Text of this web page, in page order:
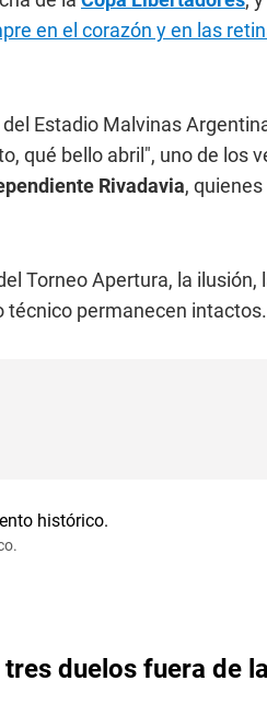
en el corazón y en las
Estadio Malvinas
qué bello abril", uno de los
Rivadavia,
Torneo Apertura, la ilusión,
técnico permanecen intactos.
duelos fuera de